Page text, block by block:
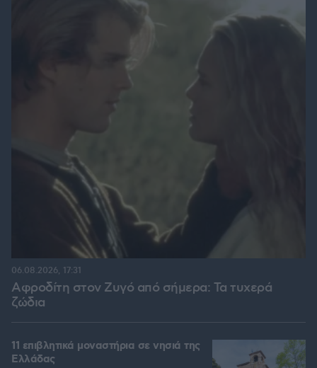
Αφροδίτη στον Ζυγό από σήμερα: Τα τυχερά
ζώδια
06.08.2026, 17:31
11 επιβλητικά μοναστήρια σε νησιά της
Ελλάδας